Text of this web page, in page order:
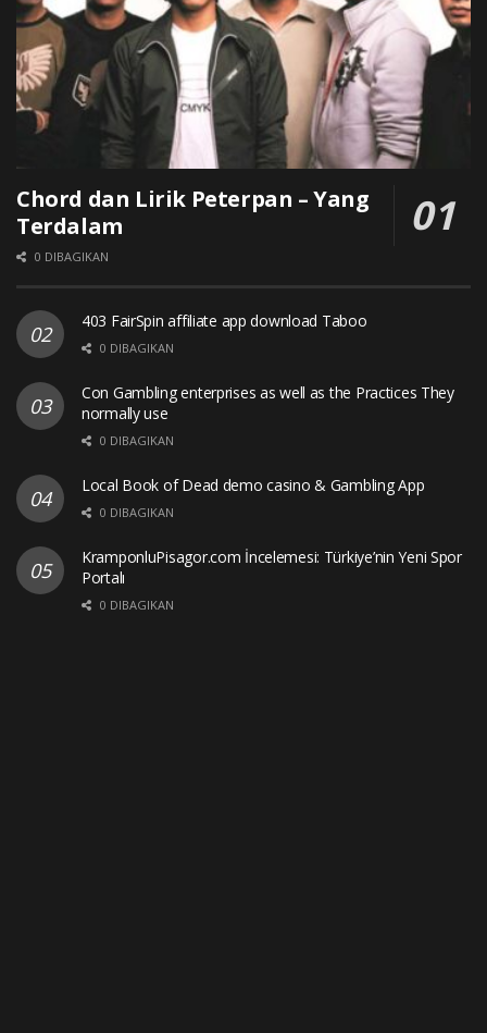
Chord dan Lirik Peterpan – Yang
Terdalam
0 DIBAGIKAN
403 FairSpin affiliate app download Taboo
0 DIBAGIKAN
Con Gambling enterprises as well as the Practices They
normally use
0 DIBAGIKAN
Local Book of Dead demo casino & Gambling App
0 DIBAGIKAN
KramponluPisagor.com İncelemesi: Türkiye’nin Yeni Spor
Portalı
0 DIBAGIKAN